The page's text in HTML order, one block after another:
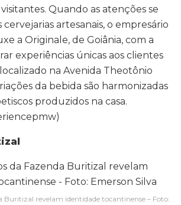
Quando as atenções se
cervejarias artesanais, o empresário
a Originale, de Goiânia, com a
experiências únicas aos clientes
na Avenida Theotônio
da bebida são harmonizadas
produzidos na casa.
Buritizal revelam identidade tocantinense – Foto: